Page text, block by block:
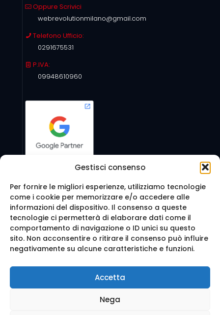
Gestisci consenso
Per fornire le migliori esperienze, utilizziamo tecnologie
come i cookie per memorizzare e/o accedere alle
informazioni del dispositivo. Il consenso a queste
tecnologie ci permetterà di elaborare dati come il
comportamento di navigazione o ID unici su questo
sito. Non acconsentire o ritirare il consenso può influire
negativamente su alcune caratteristiche e funzioni.
Accetta
Nega
Oppure Scrivici
webrevolutionmilano@gmail.com
Telefono Ufficio:
0291675531
P.IVA:
09948610960
Seguici anche su:
© 2016 Web Agency Milano - WEB REVOLUTION MILANO
SRLS. All Rights Reserved.
enzia Web Milano